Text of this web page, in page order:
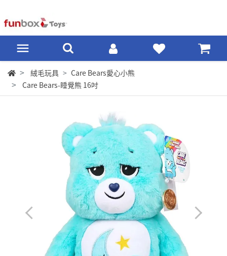
絨毛玩具
Care Bears愛心小熊
Care Bears-睡覺熊 16吋